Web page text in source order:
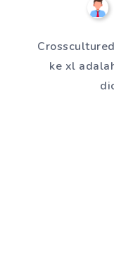
ke xl